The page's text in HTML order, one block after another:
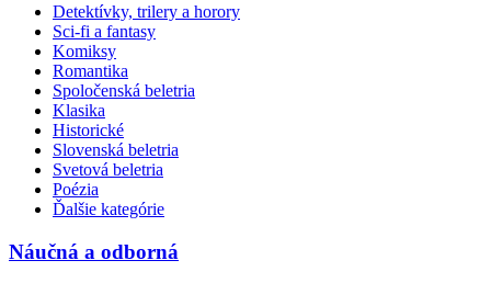
Detektívky, trilery a horory
Sci-fi a fantasy
Komiksy
Romantika
Spoločenská beletria
Klasika
Historické
Slovenská beletria
Svetová beletria
Poézia
Ďalšie kategórie
Náučná a odborná